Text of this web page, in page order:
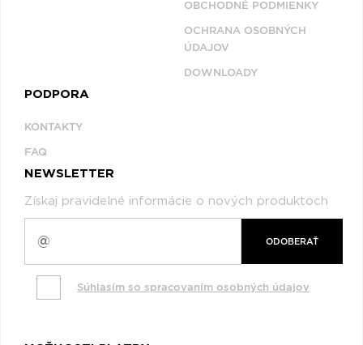
OBCHODNÉ PODMIENKY
OCHRANA OSOBNÝCH
ÚDAJOV
DOWNLOADY
PODPORA
KONTAKTY
FAQ
NEWSLETTER
Získaj pravidelné informácie o nových produktoch
ODOBERAŤ
Súhlasím so spracovaním osobných údajov